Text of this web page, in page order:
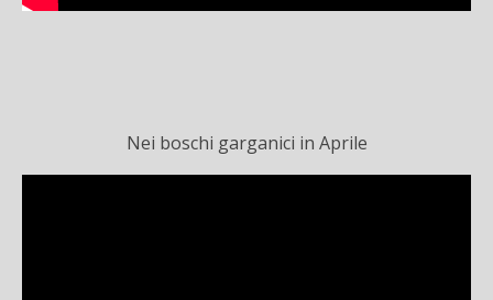
Nei boschi garganici in Aprile